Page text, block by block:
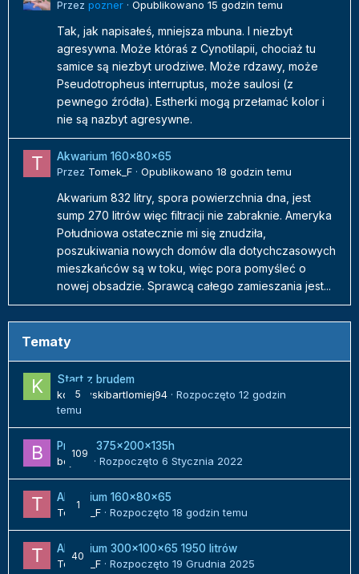
Przez pozner · Opublikowano 15 godzin temu
Tak, jak napisałeś, mniejsza mbuna. I niezbyt
agresywna. Może któraś z Cynotilapii, chociaż tu
samice są niezbyt urodziwe. Może rdzawy, może
Pseudotropheus interruptus, może saulosi (z
pewnego źródła). Estherki mogą przełamać kolor i
nie są nazbyt agresywne.
Akwarium 160x80x65
Przez Tomek_F · Opublikowano 18 godzin temu
Akwarium 832 litry, spora powierzchnia dna, jest
sump 270 litrów więc filtracji nie zabraknie. Ameryka
Południowa ostatecznie mi się znudziła,
poszukiwania nowych domów dla dotychczasowych
mieszkańców są w toku, więc pora pomyśleć o
nowej obsadzie. Sprawcą całego zamieszania jest...
Tematy
5
Start z brudem
kozlowskibartlomiej94 · Rozpoczęto 12 godzin
temu
109
Projekt 375x200x135h
bojack
· Rozpoczęto 6 Stycznia 2022
1
Akwarium 160x80x65
Tomek_F · Rozpoczęto 18 godzin temu
40
Akwarium 300x100x65 1950 litrów
Tomek_F · Rozpoczęto 19 Grudnia 2025